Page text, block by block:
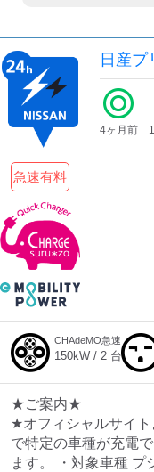
日産
急速有料
4ヶ月前
CHAdeMO急速
150kW / 2 台
★ご案内★
★オフィシャルサイ
で特定の車種が充電
ます。 ・対象車種 プ